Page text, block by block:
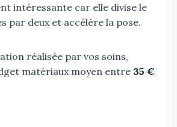
intéressante car elle divise le
par deux et accélère la pose.
réalisée par vos soins,
matériaux moyen entre 35 €